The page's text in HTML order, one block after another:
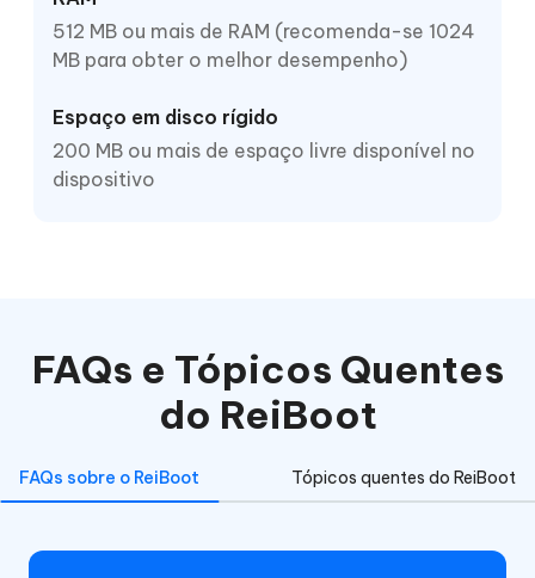
512 MB ou mais de RAM (recomenda-se 1024
MB para obter o melhor desempenho)
Espaço em disco rígido
200 MB ou mais de espaço livre disponível no
dispositivo
FAQs e Tópicos Quentes
do ReiBoot
FAQs sobre o ReiBoot Tópicos quentes do ReiBoot